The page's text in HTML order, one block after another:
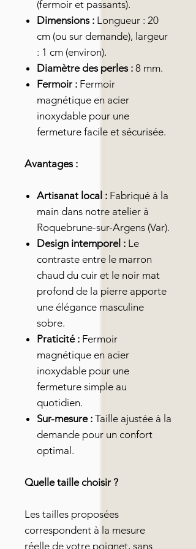
(fermoir et passants).
Dimensions : Longueur : 20
cm (ou sur demande), largeur
: 1 cm (environ).
Diamètre des perles : 8 mm.
Fermoir : Fermoir
magnétique en acier
inoxydable pour une
fermeture facile et sécurisée.
Avantages :
Artisanat local : Fabriqué à la
main dans notre atelier à
Roquebrune-sur-Argens (Var).
Design intemporel : Le
contraste entre le marron
chaud du cuir et le noir mat
profond de la pierre apporte
une élégance masculine
sobre.
Praticité : Fermoir
magnétique en acier
inoxydable pour une
fermeture simple au
quotidien.
Sur-mesure : Taille ajustée à la
demande pour un confort
optimal.
Quelle taille choisir ?
Les tailles proposées
correspondent à la mesure
réelle de votre poignet, sans